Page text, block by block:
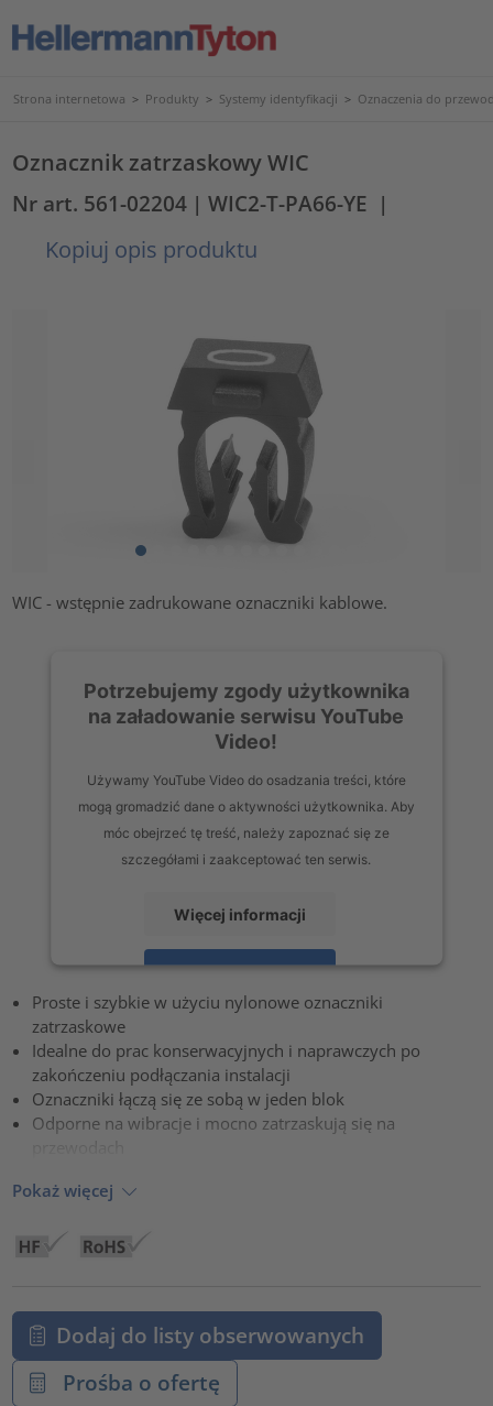
Strona internetowa > Produkty > Systemy identyfikacji > Oznaczenia do
Oznacznik zatrzaskowy WIC
Nr art. 561-02204 | WIC2-T-PA66-YE |
Kopiuj opis produktu
WIC - wstępnie zadrukowane oznaczniki kablowe.
Potrzebujemy zgody użytkownika
na załadowanie serwisu YouTube
Video!
Używamy YouTube Video do osadzania treści, które
mogą gromadzić dane o aktywności użytkownika. Aby
móc obejrzeć tę treść, należy zapoznać się ze
szczegółami i zaakceptować ten serwis.
Więcej informacji
Zaakceptuj
powered byUsercentrics Consent Management Platform
Proste i szybkie w użyciu nylonowe oznaczniki
zatrzaskowe
Idealne do prac konserwacyjnych i naprawczych po
zakończeniu podłączania instalacji
Oznaczniki łączą się ze sobą w jeden blok
Odporne na wibracje i mocno zatrzaskują się na
Pokaż więcej
Dodaj do listy obserwowanych
Prośba o ofertę